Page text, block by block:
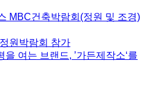
MBC건축박람회(정원 및 조경)
원박람회 참가
여는 브랜드, ’가든제작소‘를